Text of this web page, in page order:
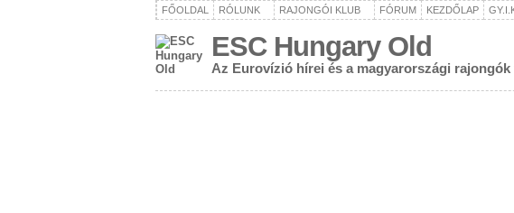
FŐOLDAL RÓLUNK RAJONGÓI KLUB FÓRUM KEZDŐLAP
ESC Hungary Old
Az Eurovízió hírei és a magyarországi